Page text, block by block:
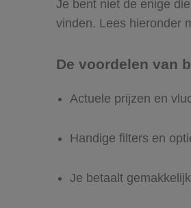
Je bent niet de enige
vinden. Lees hieronder
De voordelen van
Actuele prijzen en
Handige filters en
Je betaalt